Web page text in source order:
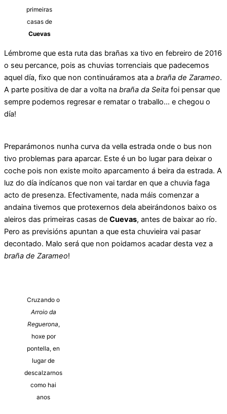
primeiras
casas de
Cuevas
Lémbrome que esta ruta das brañas xa tivo en febreiro de 2016
o seu percance, pois as chuvias torrenciais que padecemos
aquel día, fixo que non continuáramos ata a braña de Zarameo.
A parte positiva de dar a volta na braña da Seita foi pensar que
sempre podemos regresar e rematar o traballo… e chegou o
día!
Preparámonos nunha curva da vella estrada onde o bus non
tivo problemas para aparcar. Este é un bo lugar para deixar o
coche pois non existe moito aparcamento á beira da estrada. A
luz do día indícanos que non vai tardar en que a chuvia faga
acto de presenza. Efectivamente, nada máis comenzar a
andaina tivemos que protexernos dela abeirándonos baixo os
aleiros das primeiras casas de Cuevas, antes de baixar ao río.
Pero as previsións apuntan a que esta chuvieira vai pasar
decontado. Malo será que non poidamos acadar desta vez a
braña de Zarameo!
Cruzando o
Arroio da
Reguerona,
hoxe por
pontella, en
lugar de
descalzarnos
como hai
anos